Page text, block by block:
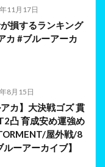
11月17日
損するランキング
カ #ブルーアーカ
8月15日
アカ】大決戦ゴズ 貫
凸 育成安め運強め
屋外戦/8
ルーアーカイブ】